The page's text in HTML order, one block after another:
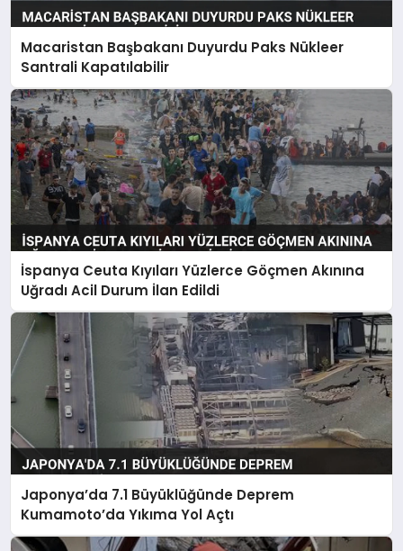
Macaristan Başbakanı Duyurdu Paks Nükleer
Santrali Kapatılabilir
İspanya Ceuta Kıyıları Yüzlerce Göçmen Akınına
Uğradı Acil Durum İlan Edildi
Japonya’da 7.1 Büyüklüğünde Deprem
Kumamoto’da Yıkıma Yol Açtı